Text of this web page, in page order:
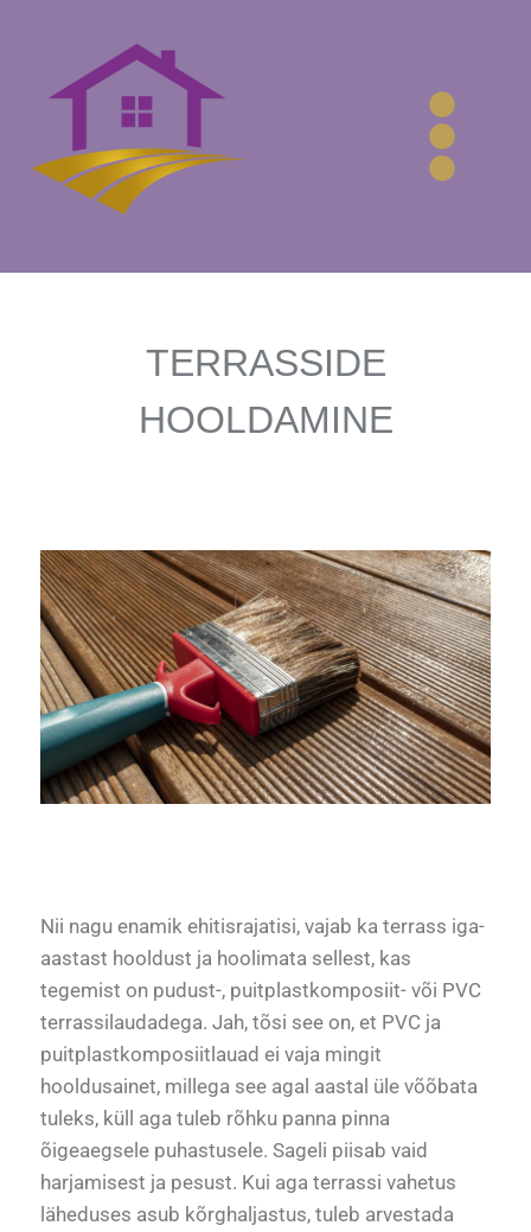
TERRASSIDE
HOOLDAMINE
Nii nagu enamik ehitisrajatisi, vajab ka terrass iga-
aastast hooldust ja hoolimata sellest, kas
tegemist on pudust-, puitplastkomposiit- või PVC
terrassilaudadega. Jah, tõsi see on, et PVC ja
puitplastkomposiitlauad ei vaja mingit
hooldusainet, millega see agal aastal üle võõbata
tuleks, küll aga tuleb rõhku panna pinna
õigeaegsele puhastusele. Sageli piisab vaid
harjamisest ja pesust. Kui aga terrassi vahetus
läheduses asub kõrghaljastus, tuleb arvestada